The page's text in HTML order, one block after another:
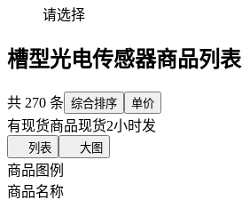
请选择
槽型光电传感器商品列表
共 270 条 综合排序 单价
有现货商品现货2小时发
列表 大图
商品图例
商品名称